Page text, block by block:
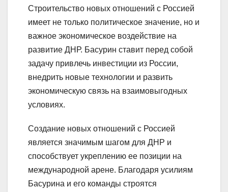
Строительство новых отношений с Россией
имеет не только политическое значение, но и
важное экономическое воздействие на
развитие ДНР. Басурин ставит перед собой
задачу привлечь инвестиции из России,
внедрить новые технологии и развить
экономическую связь на взаимовыгодных
условиях.
Создание новых отношений с Россией
является значимым шагом для ДНР и
способствует укреплению ее позиции на
международной арене. Благодаря усилиям
Басурина и его команды строятся